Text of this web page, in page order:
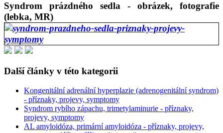
Syndrom prázdného sedla - obrázek, fotografie
(lebka, MR)
Další články v této kategorii
Kongenitální adrenální hyperplazie (adrenogenitální syndrom)
- příznaky, projevy, symptomy
Syndrom rybího zápachu, trimetylaminurie - příznaky,
projevy, symptomy
AL amyloidóza, primární amyloidóza - příznaky, projevy,